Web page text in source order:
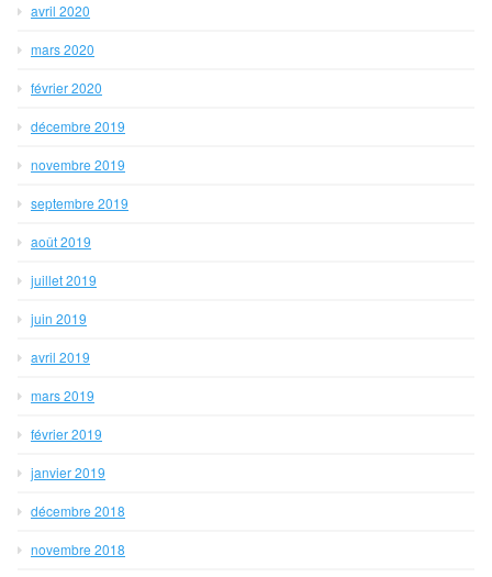
avril 2020
mars 2020
février 2020
décembre 2019
novembre 2019
septembre 2019
août 2019
juillet 2019
juin 2019
avril 2019
mars 2019
février 2019
janvier 2019
décembre 2018
novembre 2018